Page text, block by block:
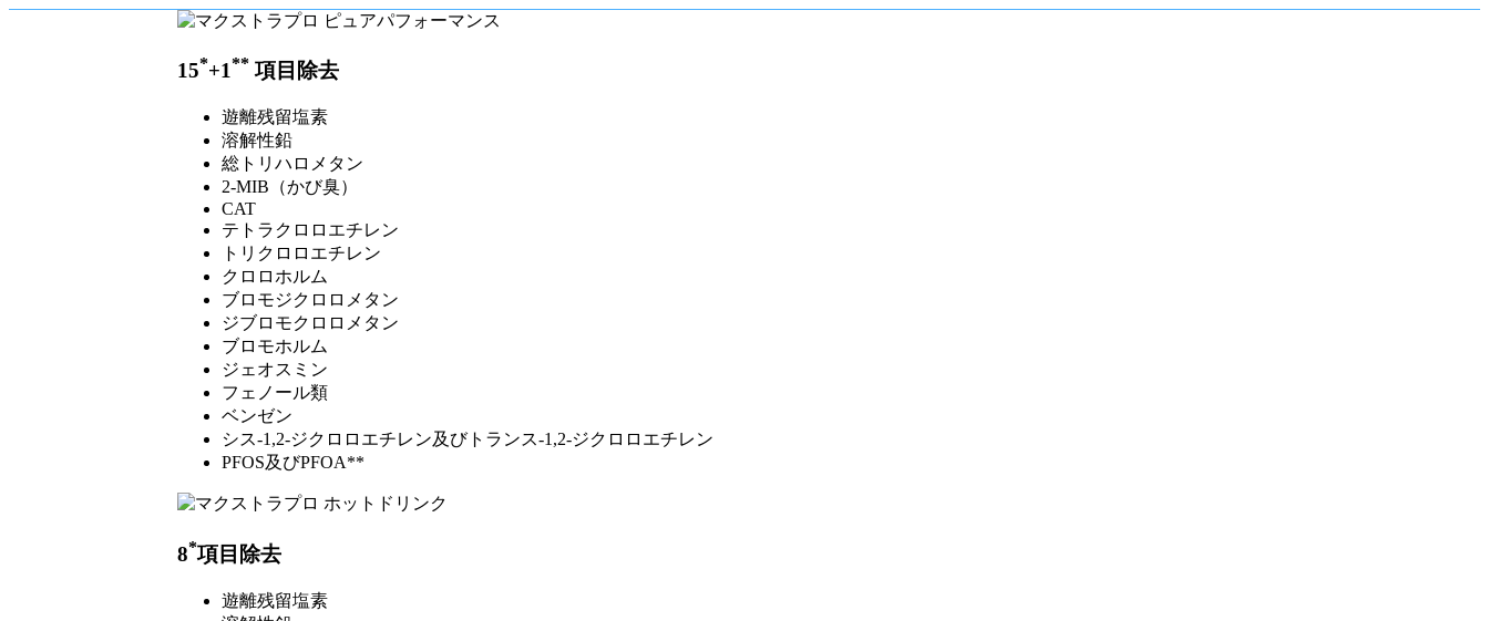
15*+1** 項目除去
遊離残留塩素
溶解性鉛
総トリハロメタン
2-MIB（かび臭）
CAT
テトラクロロエチレン
トリクロロエチレン
クロロホルム
ブロモジクロロメタン
ジブロモクロロメタン
ブロモホルム
ジェオスミン
フェノール類
ベンゼン
シス-1,2-ジクロロエチレン及びトランス-1,2-ジクロロエチレン
PFOS及びPFOA**
8*項目除去
遊離残留塩素